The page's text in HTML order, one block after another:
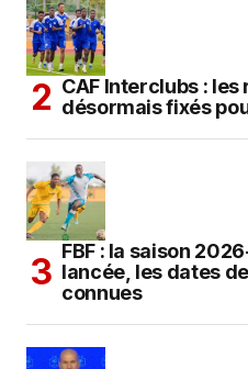
CAF Interclubs :
désormais fixés
FBF : la saison
lancée, les dates
connues